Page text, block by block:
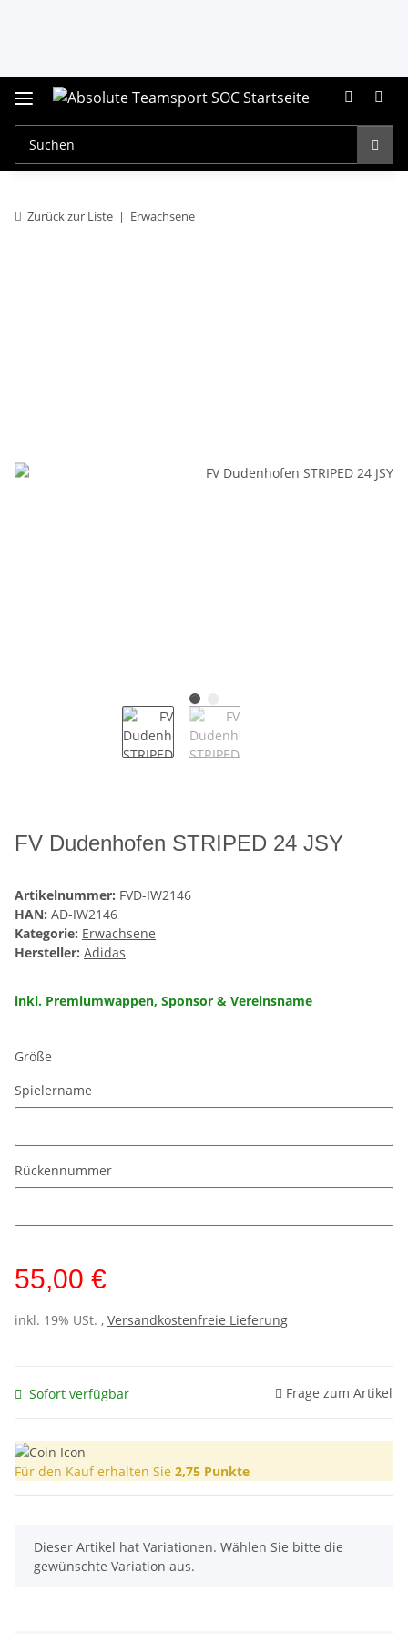
Zurück zur Liste Erwachsene
FV Dudenhofen STRIPED 24 JSY
Artikelnummer: FVD-IW2146
HAN: AD-IW2146
Kategorie: Erwachsene
Hersteller: Adidas
inkl. Premiumwappen, Sponsor & Vereinsname
Größe
Spielername
Rückennummer
55,00 €
inkl. 19% USt. , Versandkostenfreie Lieferung
Sofort verfügbar Frage zum Artikel
Für den Kauf erhalten Sie 2,75 Punkte
x
Dieser Artikel hat Variationen. Wählen Sie bitte die
gewünschte Variation aus.